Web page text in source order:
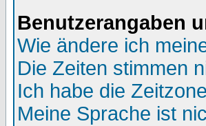
Benutzerangaben
Wie ändere ich
Die Zeiten stimmen
Ich habe die
Meine Sprache ist